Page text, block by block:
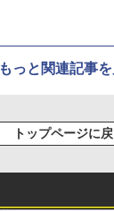
もっと関連記事
トップページに